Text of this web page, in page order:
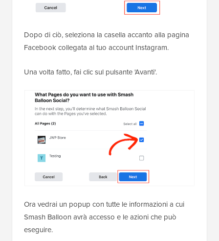
Dopo di ciò, seleziona la casella accanto alla pagina
Facebook collegata al tuo account Instagram.
Una volta fatto, fai clic sul pulsante 'Avanti'.
Ora vedrai un popup con tutte le informazioni a cui
Smash Balloon avrà accesso e le azioni che può
eseguire.